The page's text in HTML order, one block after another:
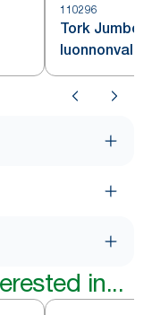
110296
Tork Jumbo
in...